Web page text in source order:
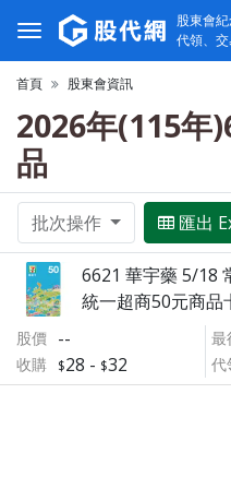
股東會
代領、
首頁 股東會資訊
2026年(115年
品
批次操作 匯出
6621 華宇藥 5/18
統一超商50元商品
股價
--
收購 28 - 32
最
代